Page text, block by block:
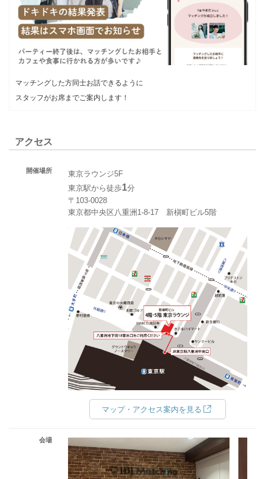
マッチングした方同士お話できるように
スタッフがお席までご案内します！
アクセス
開催場所
東京ラウンジ5F
東京駅から徒歩1分
〒103-0028
東京都中央区八重洲1-8-17 新槇町ビル5階
マップ・アクセス案内を見る
会場